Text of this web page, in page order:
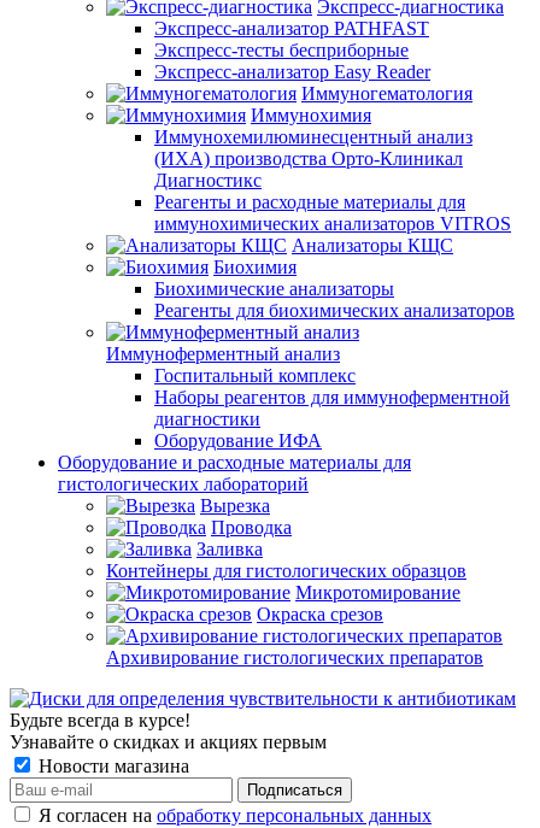
Экспресс-диагностика
Экспресс-анализатор PATHFAST
Экспресс-тесты бесприборные
Экспресс-анализатор Easy Reader
Иммуногематология
Иммунохимия
Иммунохемилюминесцентный анализ
(ИХА) производства Орто-Клиникал
Диагностикс
Реагенты и расходные материалы для
иммунохимических анализаторов VITROS
Анализаторы КЩС
Биохимия
Биохимические анализаторы
Реагенты для биохимических анализаторов
Иммуноферментный анализ
Госпитальный комплекс
Наборы реагентов для иммуноферментной
диагностики
Оборудование ИФА
Оборудование и расходные материалы для
гистологических лабораторий
Вырезка
Проводка
Заливка
Контейнеры для гистологических образцов
Микротомирование
Окраска срезов
Архивирование гистологических препаратов
Будьте всегда в курсе!
Узнавайте о скидках и акциях первым
Новости магазина
Я согласен на обработку персональных данных